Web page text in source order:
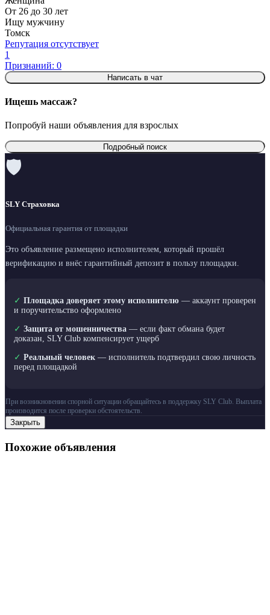
От 26 до 30 лет
Ищу мужчину
Томск
Репутация отсутствует
1
Признаний: 0
Написать в чат
Ищешь массаж?
Попробуй наши объявления для взрослых
Подробный поиск
🛡
SLY Страховка
Официальная гарантия от площадки
Это объявление размещено исполнителем, который прошёл
верификацию и внёс гарантийный депозит в пользу площадки.
✓ Площадка доверяет этому исполнителю — аккаунт проверен
и поручительство оформлено
✓ Защита от мошенничества — если факт обмана будет
доказан, SLY Club компенсирует ущерб
✓ Реальный человек — исполнитель подтвердил свою личность
перед площадкой
При возникновении спорной ситуации обращайтесь в поддержку SLY Club. Выплата
производится после проверки обстоятельств.
Закрыть
Похожие объявления